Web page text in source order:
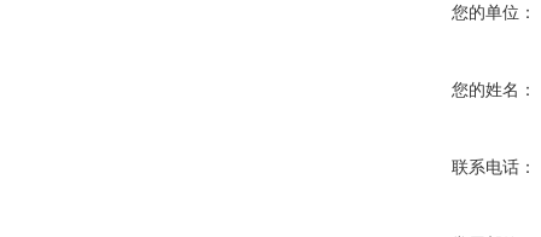
您的单位：
您的姓名：
联系电话：